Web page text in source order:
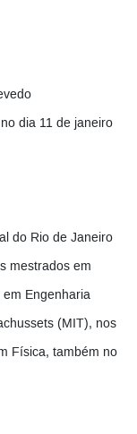
dia 11 de janeiro
do Rio de Janeiro
mestrados em
Engenharia
(MIT), nos
Física, também no